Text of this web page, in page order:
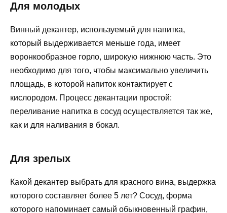
Для молодых
Винный декантер, используемый для напитка,
который выдерживается меньше года, имеет
воронкообразное горло, широкую нижнюю часть. Это
необходимо для того, чтобы максимально увеличить
площадь, в которой напиток контактирует с
кислородом. Процесс декантации простой:
переливание напитка в сосуд осуществляется так же,
как и для наливания в бокал.
Для зрелых
Какой декантер выбрать для красного вина, выдержка
которого составляет более 5 лет? Сосуд, форма
которого напоминает самый обыкновенный графин,